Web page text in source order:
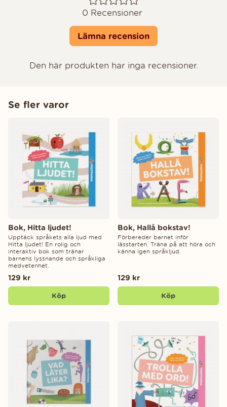
0 Recensioner
Lämna recension
Den här produkten har inga recensioner.
Se fler varor
Bok, Hitta ljudet!
Upptäck språkets alla ljud med
Hitta ljudet! En rolig och
interaktiv bok som tränar
barnens lyssnande och språkliga
medvetenhet.
129 kr
Köp
Bok, Hallå bokstav!
Förbereder barnet inför
lässtarten. Träna på att höra och
känna igen språkljud.
129 kr
Köp